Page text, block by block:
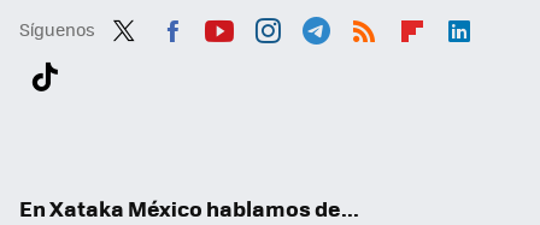
Síguenos
En Xataka México hablamos de...